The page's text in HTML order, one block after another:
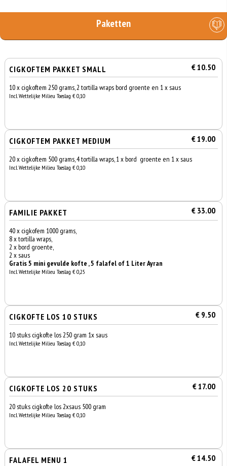
Paketten
CIGKOFTEM PAKKET SMALL € 10.50
10 x cigkoftem 250 grams, 2 tortilla wraps bord groente en 1 x saus
Incl. Wettelijke Milieu Toeslag € 0,10
CIGKOFTEM PAKKET MEDIUM € 19.00
20 x cigkoftem 500 grams, 4 tortilla wraps, 1 x bord groente en 1 x saus
Incl. Wettelijke Milieu Toeslag € 0,10
FAMILIE PAKKET € 33.00
40 x cigkofem 1000 grams,
8 x tortilla wraps,
2 x bord groente,
2 x saus
Gratis 5 mini gevulde kofte , 5 falafel of 1 Liter Ayran
Incl. Wettelijke Milieu Toeslag € 0,25
CIGKOFTE LOS 10 STUKS € 9.50
10 stuks cigkofte los 250 gram 1x saus
Incl. Wettelijke Milieu Toeslag € 0,10
CIGKOFTE LOS 20 STUKS € 17.00
20 stuks cigkofte los 2xsaus 500 gram
Incl. Wettelijke Milieu Toeslag € 0,10
FALAFEL MENU 1 € 14.50